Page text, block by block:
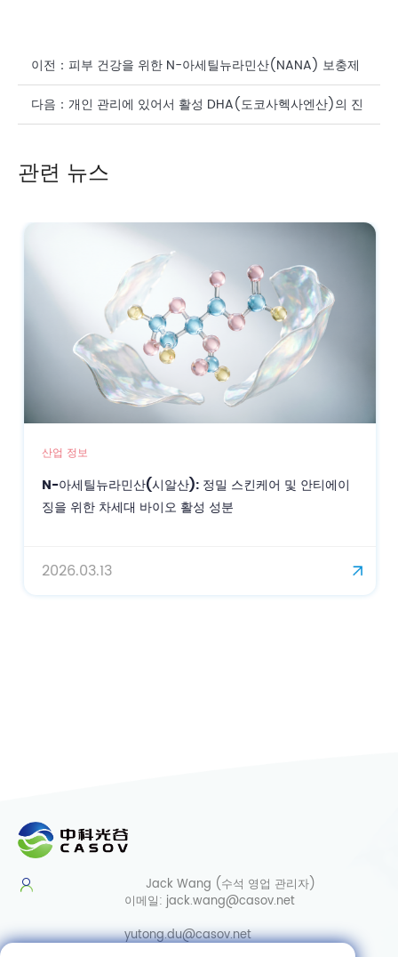
이전： 피부 건강을 위한 N-아세틸뉴라민산(NANA) 보충제
의 항산화 효과
다음： 개인 관리에 있어서 활성 DHA(도코사헥사엔산)의 진
관련 뉴스
산업 정보
N-아세틸뉴라민산(시알산): 정밀 스킨케어 및 안티에이
징을 위한 차세대 바이오 활성 성분
2026.03.13
Jack Wang (수석 영업 관리자)
이메일: jack.wang@casov.net
yutong.du@casov.net